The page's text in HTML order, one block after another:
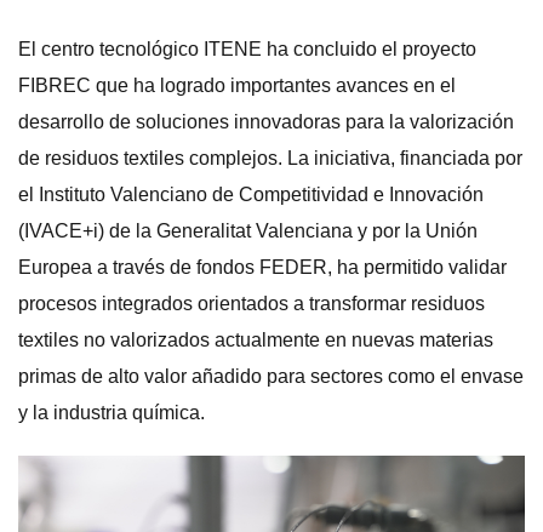
El centro tecnológico ITENE ha concluido el proyecto
FIBREC que ha logrado importantes avances en el
desarrollo de soluciones innovadoras para la valorización
de residuos textiles complejos. La iniciativa, financiada por
el Instituto Valenciano de Competitividad e Innovación
(IVACE+i) de la Generalitat Valenciana y por la Unión
Europea a través de fondos FEDER, ha permitido validar
procesos integrados orientados a transformar residuos
textiles no valorizados actualmente en nuevas materias
primas de alto valor añadido para sectores como el envase
y la industria química.